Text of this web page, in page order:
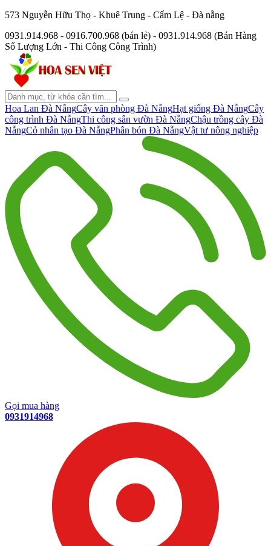
573 Nguyễn Hữu Thọ - Khuê Trung - Cẩm Lệ - Đà nẵng
0931.914.968 - 0916.700.968 (bán lẻ) - 0931.914.968 (Bán Hàng
Số Lượng Lớn - Thi Công Công Trình)
Hoa Lan Đà NẵngCây văn phòng Đà NẵngHạt giống Đà NẵngCây
công trình Đà NẵngThi công sân vườn Đà NẵngChậu trồng cây Đà
NẵngCỏ nhân tạo Đà NẵngPhân bón Đà NẵngVật tư nông nghiệp
Gọi mua hàng
0931914968